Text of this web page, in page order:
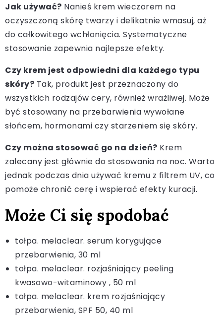
Jak używać? Nanieś krem wieczorem na
oczyszczoną skórę twarzy i delikatnie wmasuj, aż
do całkowitego wchłonięcia. Systematyczne
stosowanie zapewnia najlepsze efekty.
Czy krem jest odpowiedni dla każdego typu
skóry? Tak, produkt jest przeznaczony do
wszystkich rodzajów cery, również wrażliwej. Może
być stosowany na przebarwienia wywołane
słońcem, hormonami czy starzeniem się skóry.
Czy można stosować go na dzień? Krem
zalecany jest głównie do stosowania na noc. Warto
jednak podczas dnia używać kremu z filtrem UV, co
pomoże chronić cerę i wspierać efekty kuracji.
Może Ci się spodobać
tołpa. melaclear. serum korygujące
przebarwienia, 30 ml
tołpa. melaclear. rozjaśniający peeling
kwasowo-witaminowy , 50 ml
tołpa. melaclear. krem rozjaśniający
przebarwienia, SPF 50, 40 ml